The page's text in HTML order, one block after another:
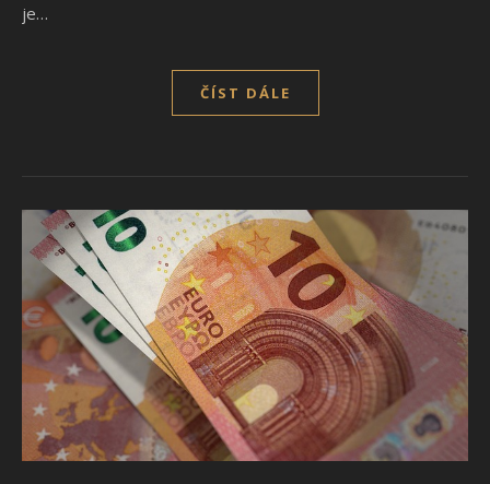
je…
ČÍST DÁLE